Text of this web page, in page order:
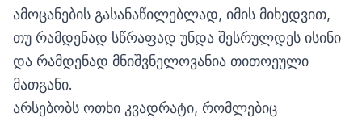
ამოცანების გასანაწილებლად, იმის მიხედვით,
თუ რამდენად სწრაფად უნდა შესრულდეს ისინი
და რამდენად მნიშვნელოვანია თითოეული
მათგანი.
არსებობს ოთხი კვადრატი, რომლებიც